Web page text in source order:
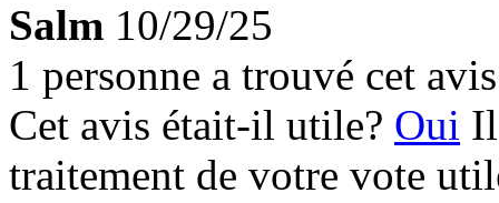
Salm 10/29/25
1 personne a trouvé cet
Cet avis était-il utile? Oui
traitement de votre vote